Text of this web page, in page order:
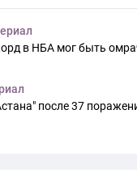
в НБА мог быть
после 37